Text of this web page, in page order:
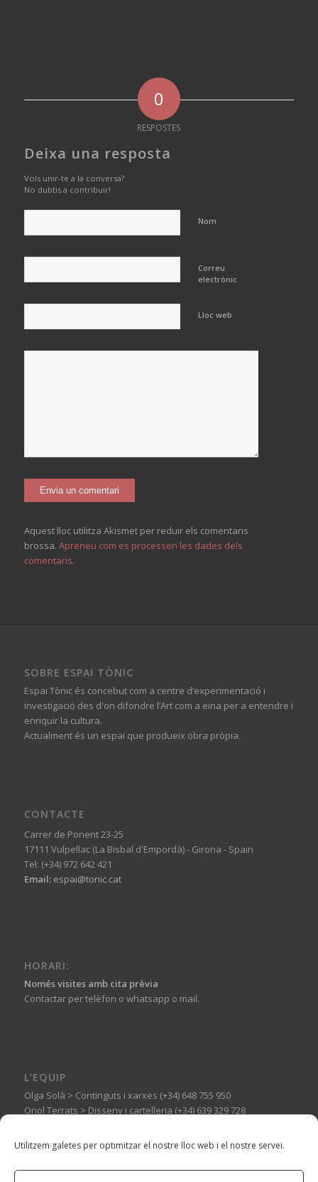
Utilitzem galetes per optimitzar el nostre lloc web i el nostre servei.
0
RESPOSTES
Deixa una resposta
Vols unir-te a la conversa?
No dubtis a contribuir!
Nom
Correu
electrònic
Lloc web
Aquest lloc utilitza Akismet per reduir els comentaris
brossa. Apreneu com es processen les dades dels
comentaris.
SOBRE ESPAI TÒNIC
Espai Tònic és concebut com a centre d’experimentació i
investigació des d'on difondre l’Art com a eina per a entendre i
enriquir la cultura.
Actualment és un espai que produeix obra pròpia.
CONTACTE
Carrer de Ponent 23-25
17111 Vulpellac (La Bisbal d'Empordà) - Girona - Spain
Tel: (+34) 972 642 421
Email:espai@tonic.cat
HORARI:
Només visites amb cita prèvia
Contactar per telèfon o whatsapp o mail.
L’EQUIP
Olga Solà > Continguts i xarxes (+34) 648 755 950
Oriol Terrats > Disseny i cartelleria (+34) 639 329 728